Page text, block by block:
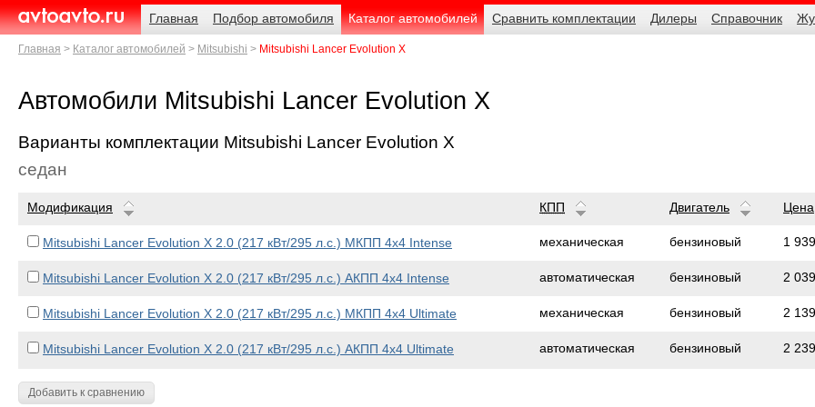
AvtoAvto.ru
Навигация
Главная
Подбор автомобиля Каталог автомобилей Сравнить комплектации Дилеры Справочник
Родительские
страницы
Главная Каталог автомобилей Mitsubishi Mitsubishi Lancer Evolution X
Автомобили Mitsubishi Lancer Evolution X
Варианты комплектации Mitsubishi Lancer Evolution X
седан
Модификация КПП Двигатель
Mitsubishi Lancer Evolution X 2.0 (217 кВт/295 л.с.) МКПП 4x4 Intense механическая бензиновый 1
Mitsubishi Lancer Evolution X 2.0 (217 кВт/295 л.с.) АКПП 4x4 Intense автоматическая бензиновый 2
Mitsubishi Lancer Evolution X 2.0 (217 кВт/295 л.с.) МКПП 4x4 Ultimate механическая бензиновый 2
Mitsubishi Lancer Evolution X 2.0 (217 кВт/295 л.с.) АКПП 4x4 Ultimate автоматическая бензиновый 2
Добавить к сравнению